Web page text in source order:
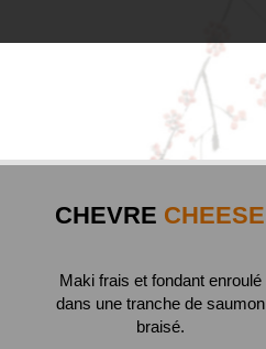
CHEVRE CHEESE
Maki frais et fondant enroulé
dans une tranche de saumon
braisé.